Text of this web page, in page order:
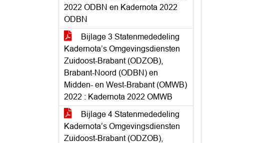
2022 ODBN en Kadernota 2022
ODBN
Bijlage 3 Statenmededeling
Kadernota’s Omgevingsdiensten
Zuidoost-Brabant (ODZOB),
Brabant-Noord (ODBN) en
Midden- en West-Brabant (OMWB)
2022 : Kadernota 2022 OMWB
Bijlage 4 Statenmededeling
Kadernota’s Omgevingsdiensten
Zuidoost-Brabant (ODZOB),